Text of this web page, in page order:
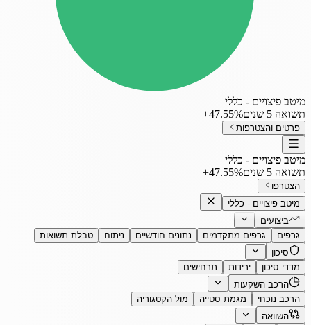
מיטב פיצויים - כללי
תשואה 5 שנים
‎+47.55%
פרטים והצטרפות
מיטב פיצויים - כללי
תשואה 5 שנים
‎+47.55%
הצטרפו
מיטב פיצויים - כללי
ביצועים
גרפים
גרפים מתקדמים נתונים חודשיים ניתוח
טבלת תשואות
סיכון
מדדי סיכון
ירידות
תרחישים
הרכב השקעות
הרכב נוכחי
מגמת סטייה
מול הקטגוריה
השוואה